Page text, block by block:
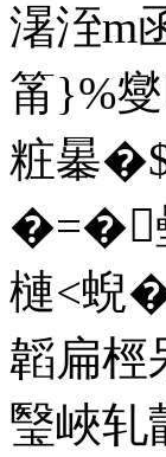
濐洷m
筩}%
粧曓
�=�
槤<蜺
韜扁
瑿峽